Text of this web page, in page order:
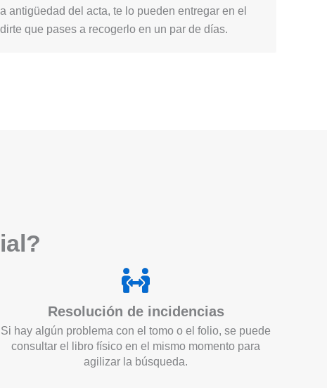
antigüedad del acta, te lo pueden entregar en el
que pases a recogerlo en un par de días.
al?
Resolución de incidencias
Si hay algún problema con el tomo o el folio, se puede
consultar el libro físico en el mismo momento para
agilizar la búsqueda.